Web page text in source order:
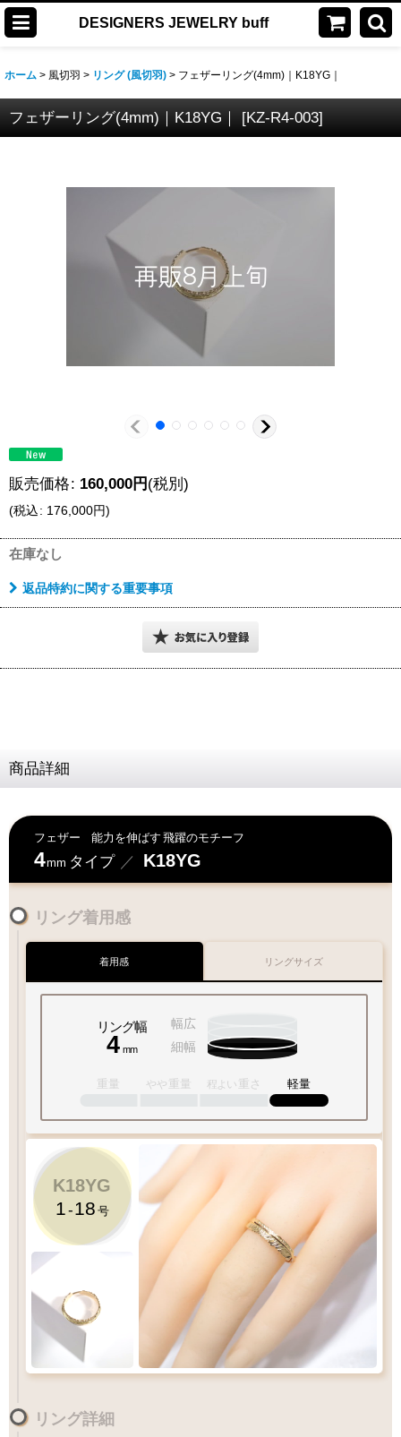
DESIGNERS JEWELRY buff
ホーム > 風切羽 > リング (風切羽) > フェザーリング(4mm)｜K18YG｜
フェザーリング(4mm)｜K18YG｜ [KZ-R4-003]
販売価格: 160,000円 (税別)
(税込: 176,000円)
在庫なし
返品特約に関する重要事項
商品詳細
フェザー 能力を伸ばす 飛躍のモチーフ
4mm タイプ ／ K18YG
リング着用感
着用感
リング幅
4 mm
幅広
細幅
重量 やや 重量 程よい 重さ 軽量
K18YG
1-18 号
リングサイズ
1-18
リング詳細